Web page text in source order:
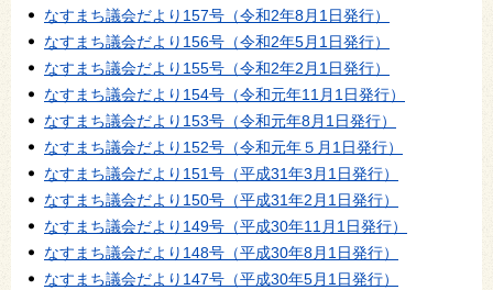
なすまち議会だより157号（令和2年8月1日発行）
なすまち議会だより156号（令和2年5月1日発行）
なすまち議会だより155号（令和2年2月1日発行）
なすまち議会だより154号（令和元年11月1日発行）
なすまち議会だより153号（令和元年8月1日発行）
なすまち議会だより152号（令和元年５月1日発行）
なすまち議会だより151号（平成31年3月1日発行）
なすまち議会だより150号（平成31年2月1日発行）
なすまち議会だより149号（平成30年11月1日発行）
なすまち議会だより148号（平成30年8月1日発行）
なすまち議会だより147号（平成30年5月1日発行）